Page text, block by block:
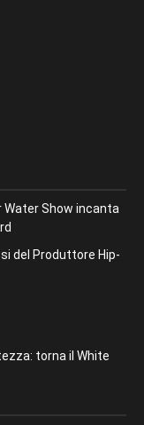
Water Show incanta
del Produttore Hip-
torna il White